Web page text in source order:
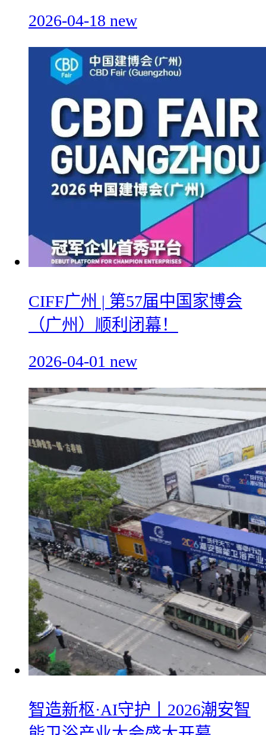
2026-04-18 new
CIFF广州 | 第57届中国家博会
（广州）顺利闭幕！
2026-04-01 new
智造新枢·AI守护丨2026潮安智